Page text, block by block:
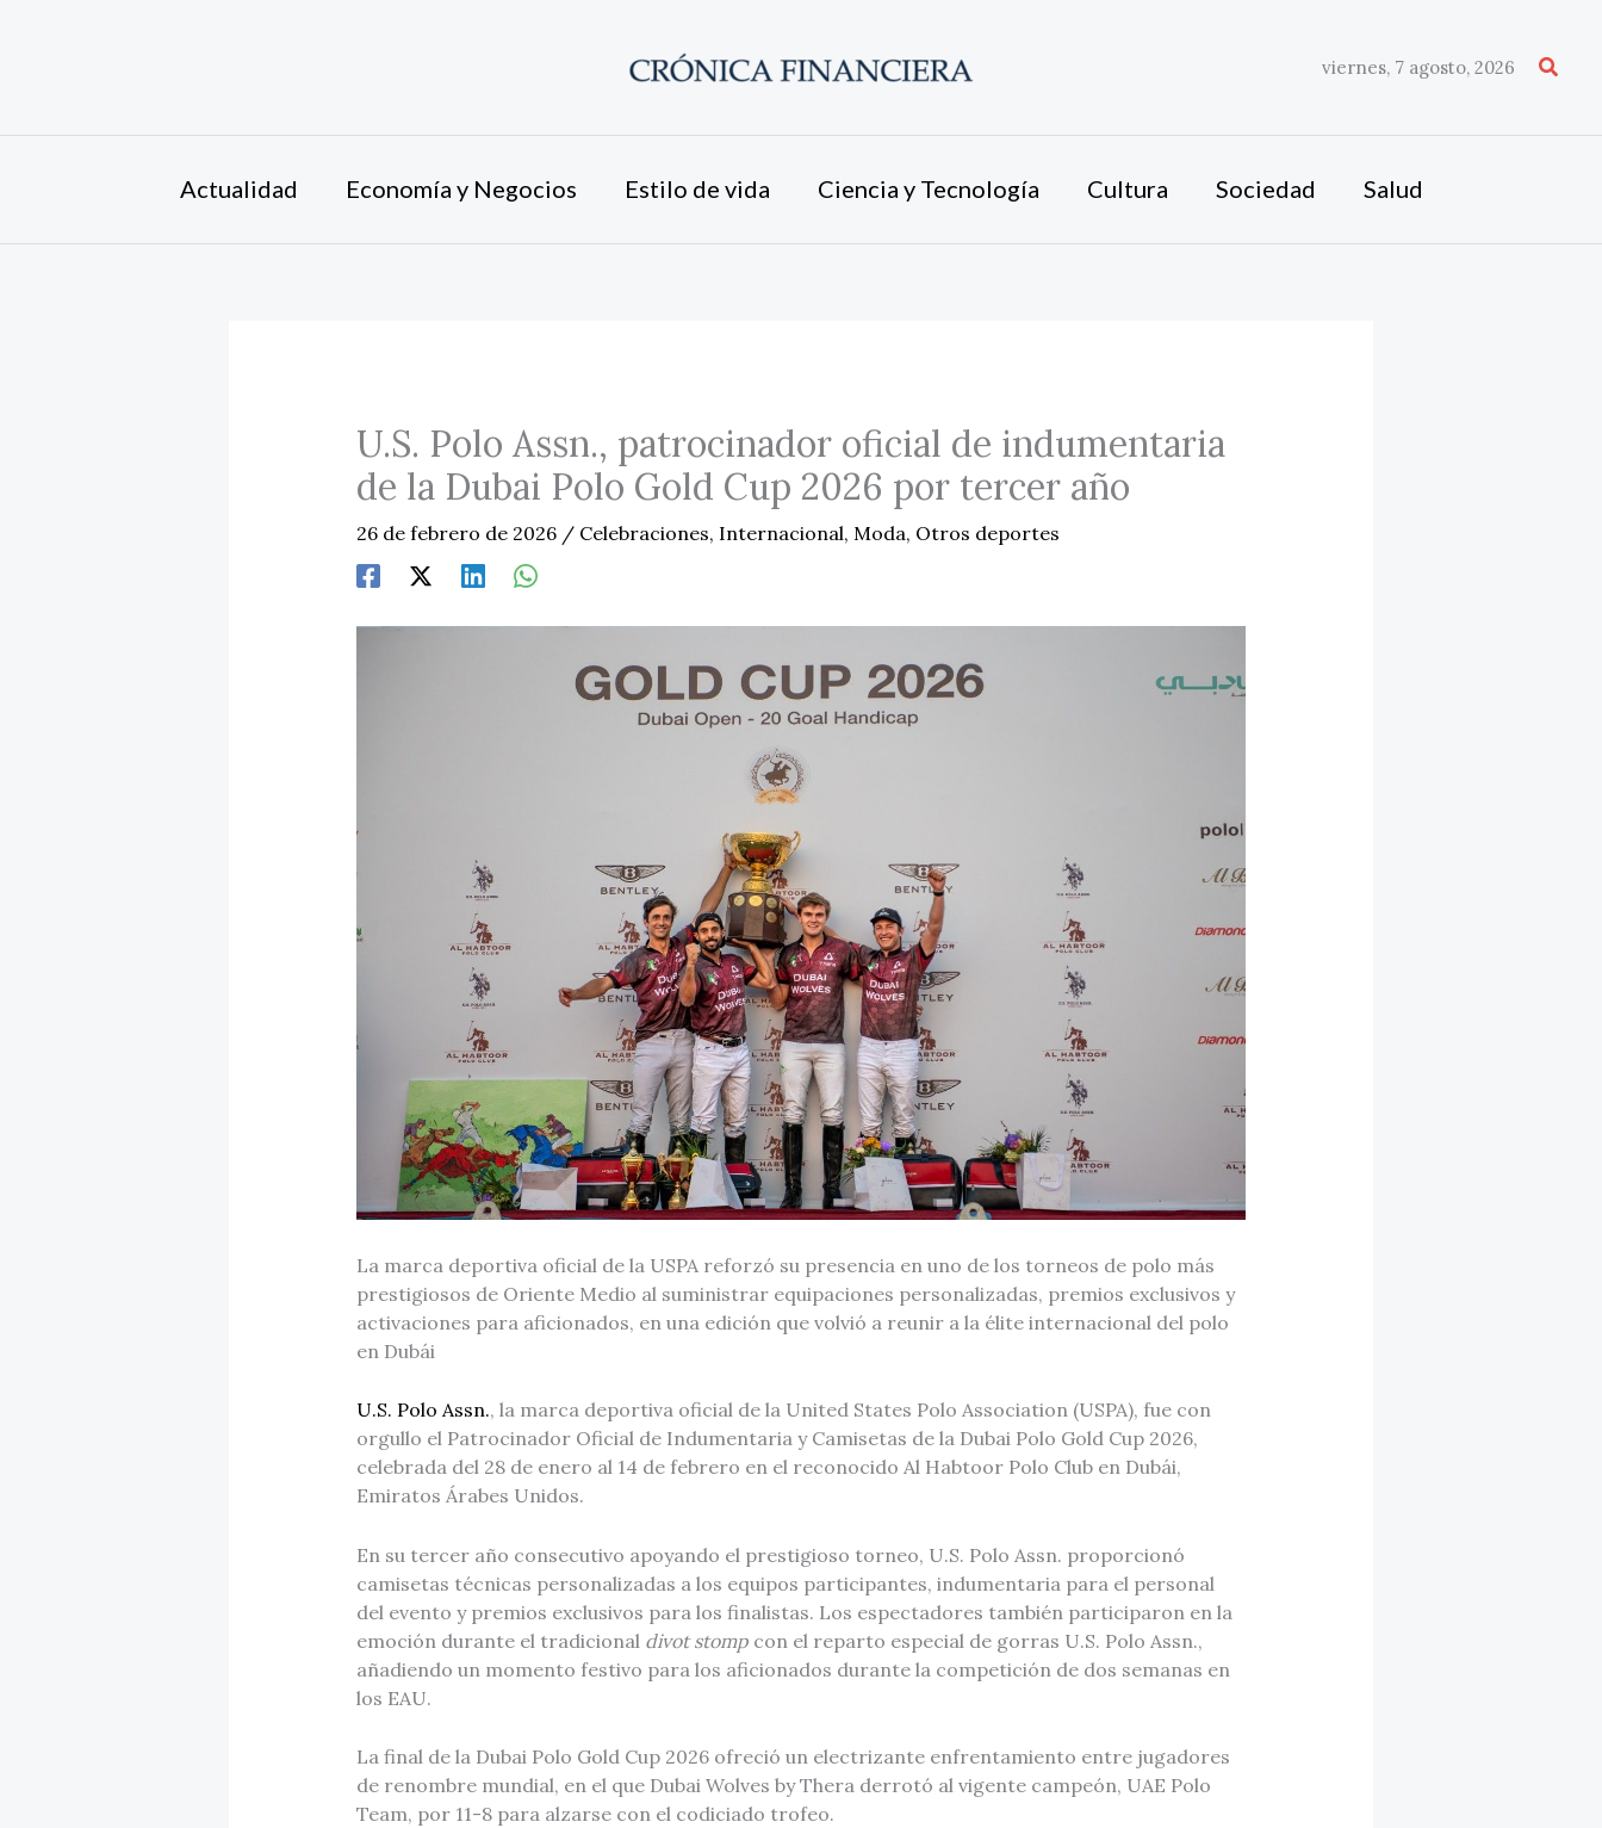
viernes, 7 agosto, 2026
Actualidad Economía y Negocios Estilo de vida Ciencia y Tecnología Cultura Sociedad Salud
U.S. Polo Assn., patrocinador oficial de indumentaria
de la Dubai Polo Gold Cup 2026 por tercer año
26 de febrero de 2026 / Celebraciones, Internacional, Moda, Otros deportes
La marca deportiva oficial de la USPA reforzó su presencia en uno de los torneos de polo más
prestigiosos de Oriente Medio al suministrar equipaciones personalizadas, premios exclusivos y
activaciones para aficionados, en una edición que volvió a reunir a la élite internacional del polo
en Dubái
U.S. Polo Assn., la marca deportiva oficial de la United States Polo Association (USPA), fue con
orgullo el Patrocinador Oficial de Indumentaria y Camisetas de la Dubai Polo Gold Cup 2026,
celebrada del 28 de enero al 14 de febrero en el reconocido Al Habtoor Polo Club en Dubái,
Emiratos Árabes Unidos.
En su tercer año consecutivo apoyando el prestigioso torneo, U.S. Polo Assn. proporcionó
camisetas técnicas personalizadas a los equipos participantes, indumentaria para el personal
del evento y premios exclusivos para los finalistas. Los espectadores también participaron en la
emoción durante el tradicional divot stompcon el reparto especial de gorras U.S. Polo Assn.,
añadiendo un momento festivo para los aficionados durante la competición de dos semanas en
los EAU.
La final de la Dubai Polo Gold Cup 2026 ofreció un electrizante enfrentamiento entre jugadores
de renombre mundial, en el que Dubai Wolves by Thera derrotó al vigente campeón, UAE Polo
Team, por 11-8 para alzarse con el codiciado trofeo.